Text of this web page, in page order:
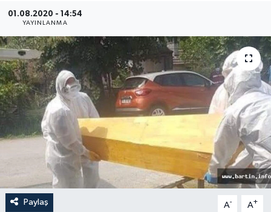
01.08.2020 - 14:54
YAYINLANMA
Paylaş A- A+
Medya
Sağlık
Sinema
Sivil Toplum
Siyaset
Spor
Tarım